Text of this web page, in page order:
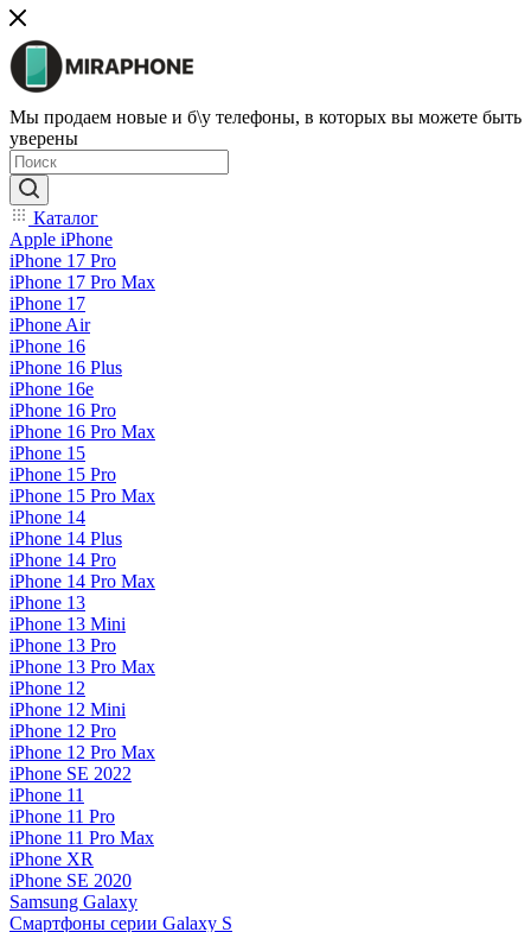
Мы продаем новые и б\у телефоны, в которых вы можете быть
уверены
Каталог
Apple iPhone
iPhone 17 Pro
iPhone 17 Pro Max
iPhone 17
iPhone Air
iPhone 16
iPhone 16 Plus
iPhone 16e
iPhone 16 Pro
iPhone 16 Pro Max
iPhone 15
iPhone 15 Pro
iPhone 15 Pro Max
iPhone 14
iPhone 14 Plus
iPhone 14 Pro
iPhone 14 Pro Max
iPhone 13
iPhone 13 Mini
iPhone 13 Pro
iPhone 13 Pro Max
iPhone 12
iPhone 12 Mini
iPhone 12 Pro
iPhone 12 Pro Max
iPhone SE 2022
iPhone 11
iPhone 11 Pro
iPhone 11 Pro Max
iPhone XR
iPhone SE 2020
Samsung Galaxy
Смартфоны серии Galaxy S